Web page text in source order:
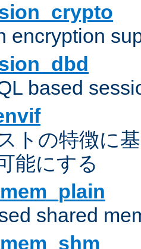
encryption
based
トの特徴に
能にする
shared